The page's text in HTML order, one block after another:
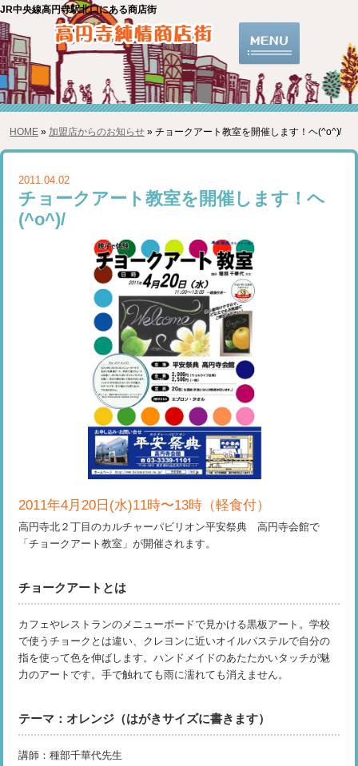
JR中央線高円寺駅北口にある商店街
HOME » 加盟店からのお知らせ» チョークアート教室を開催します！ヘ(^o^)/
2011.04.02
チョークアート教室を開催します！ヘ
(^o^)/
2011年4月20日(水)11時〜13時（軽食付）
高円寺北２丁目のカルチャーパビリオン平安祭典 高円寺会館で
「チョークアート教室」が開催されます。
チョークアートとは
カフェやレストランのメニューボードで見かける黒板アート。学校
で使うチョークとは違い、クレヨンに近いオイルパステルで自分の
指を使って色を伸ばします。ハンドメイドのあたたかいタッチが魅
力のアートです。手で触れても雨に濡れても消えません。
テーマ：オレンジ（はがきサイズに書きます）
講師：種部千華代先生